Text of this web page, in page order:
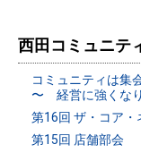
西田コミュニ
コミュニティは集
〜 経営に強くな
第16回 ザ・コア・
第15回 店舗部会